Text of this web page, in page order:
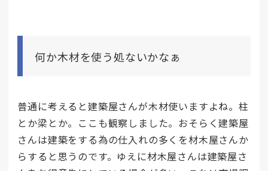
何か木材を使う処ないかなぁ
普通に考えると建築屋さんが木材使いますよね。柱
とか梁とか。ここも観察しました。おそらく建築屋
さんは建築をする為の仕入れの多くを材木屋さんか
らすると思うのです。ゆえに材木屋さんは建築屋さ